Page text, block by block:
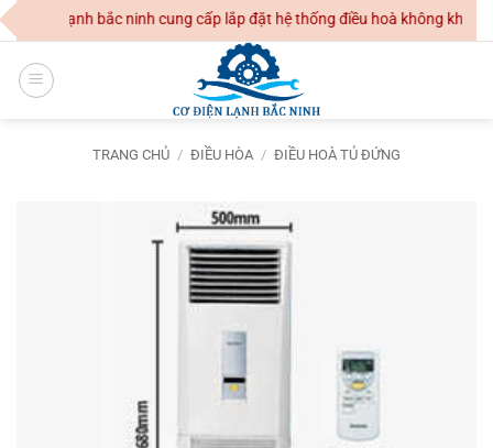
Skip
to
content
điện lạnh bắc ninh cung cấp lắp đặt hệ thống điều hoà không khí dân
TRANG CHỦ / ĐIỀU HÒA / ĐIỀU HOÀ TỦ ĐỨNG